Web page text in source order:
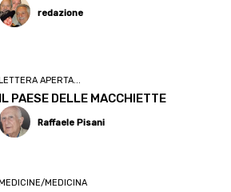
redazione
APERTA...
IL PAESE DELLE MACCHIETTE
Raffaele Pisani
MEDICINA